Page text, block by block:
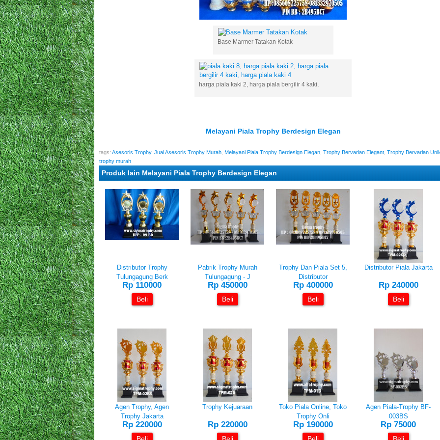
Base Marmer Tatakan Kotak
harga piala kaki 2, harga piala bergilir 4 kaki,
Melayani Piala Trophy Berdesign Elegan
tags: Asesoris Trophy, Jual Asesoris Trophy Murah Melayani Piala Trophy Berdesign Elegan Trophy Bervarian Elegant Trophy Bervarian
trophy murah
Produk lain Melayani Piala Trophy Berdesign Elegan
Distributor Trophy
Tulungagung Berk
Rp 110000
Beli
Pabrik Trophy Murah
Tulungagung - J
Rp 450000
Beli
Trophy Dan Piala Set 5,
Distributor
Rp 400000
Beli
Distributor Piala Jakarta
Rp 240000
Beli
Agen Trophy, Agen
Trophy Jakarta
Rp 220000
Trophy Kejuaraan
Rp 220000
Toko Piala Online, Toko
Trophy Onli
Rp 190000
Agen Piala-Trophy BF-
003BS
Rp 75000